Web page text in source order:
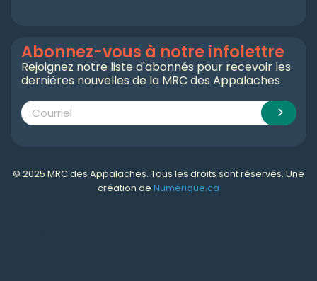
Abonnez-vous à notre infolettre
Rejoignez notre liste d'abonnés pour recevoir les
dernières nouvelles de la MRC des Appalaches
© 2025 MRC des Appalaches. Tous les droits sont réservés. Une
création de Numérique.ca